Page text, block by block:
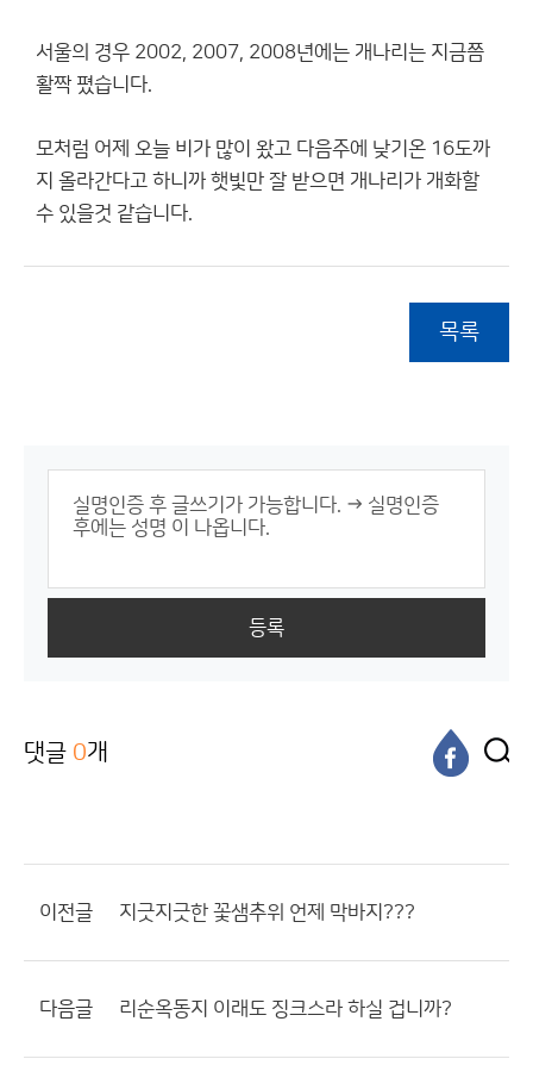
서울의 경우 2002, 2007, 2008년에는 개나리는 지금쯤
활짝 폈습니다.
모처럼 어제 오늘 비가 많이 왔고 다음주에 낮기온 16도까
지 올라간다고 하니까 햇빛만 잘 받으면 개나리가 개화할
수 있을것 같습니다.
목록
등록
댓글 0개
이전글 지긋지긋한 꽃샘추위 언제 막바지???
다음글 리순옥동지 이래도 징크스라 하실 겁니까?